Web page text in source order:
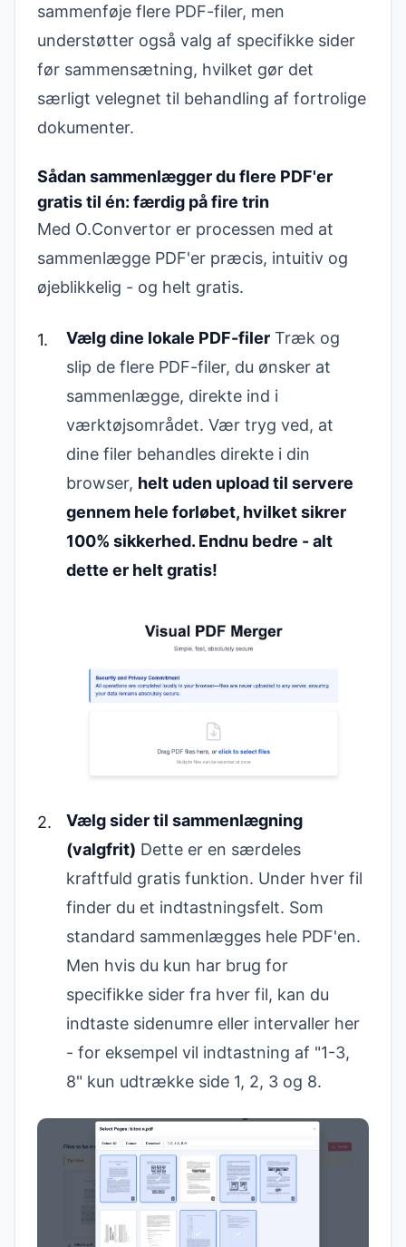
sammenføje flere PDF-filer, men
understøtter også valg af specifikke sider
før sammensætning, hvilket gør det
særligt velegnet til behandling af fortrolige
dokumenter.
Sådan sammenlægger du flere PDF'er
gratis til én: færdig på fire trin
Med O.Convertor er processen med at
sammenlægge PDF'er præcis, intuitiv og
øjeblikkelig - og helt gratis.
Vælg dine lokale PDF-filer Træk og
slip de flere PDF-filer, du ønsker at
sammenlægge, direkte ind i
værktøjsområdet. Vær tryg ved, at
dine filer behandles direkte i din
browser, helt uden upload til servere
gennem hele forløbet, hvilket sikrer
100% sikkerhed. Endnu bedre - alt
dette er helt gratis!
Vælg sider til sammenlægning
(valgfrit) Dette er en særdeles
kraftfuld gratis funktion. Under hver fil
finder du et indtastningsfelt. Som
standard sammenlægges hele PDF'en.
Men hvis du kun har brug for
specifikke sider fra hver fil, kan du
indtaste sidenumre eller intervaller her
- for eksempel vil indtastning af "1-3,
8" kun udtrække side 1, 2, 3 og 8.